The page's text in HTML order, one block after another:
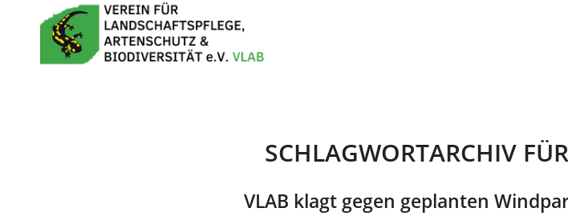
SCHLAGWORTARCHIV
VLAB klagt gegen geplanten